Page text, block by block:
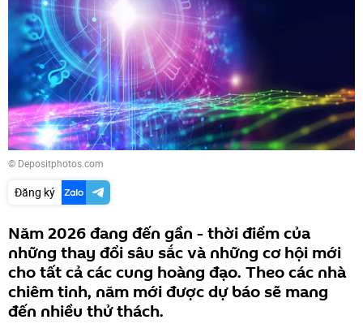
© Depositphotos.com
Đăng ký
Năm 2026 đang đến gần - thời điểm của
những thay đổi sâu sắc và những cơ hội mới
cho tất cả các cung hoàng đạo. Theo các nhà
chiêm tinh, năm mới được dự báo sẽ mang
đến nhiều thử thách.